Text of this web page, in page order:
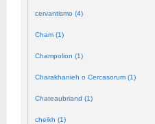
cervantismo (4)
Cham (1)
Champolion (1)
Charakhanieh o Cercasorum (1)
Chateaubriand (1)
cheikh (1)